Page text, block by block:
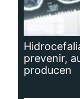
prevenir,
producen